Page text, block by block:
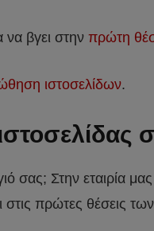
να βγει στην πρώτη
ιστοσελίδων.
σας; Στην εταιρία
πρώτες θέσεις